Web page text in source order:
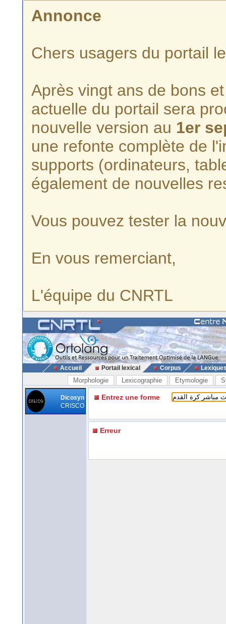
Annonce
Chers usagers du portail
Après vingt ans de bons
actuelle du portail sera
nouvelle version au 1er
une refonte complète de
supports (ordinateurs,
également de nouvelles
Vous pouvez tester la
En vous remerciant,
L'équipe du CNRTL
Accueil Portail lexical Corpus
Morphologie Lexicographie Etymologie
Dicosyn
CRISCO
Entrez une forme
Erreur